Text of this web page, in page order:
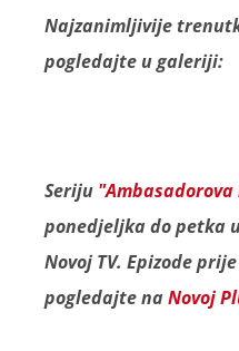
Najzanimljivije
pogledajte u galeriji:
Seriju
ponedjeljka do petka
Novoj TV. Epizode
pogledajte naNovoj